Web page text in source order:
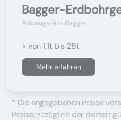
Bagger-
Anbaugeräte Bagger
> von 1.1t bis 28t
Mehr erfahren
* Die angegebenen Preise
Preise, zuzüglich der derzeit